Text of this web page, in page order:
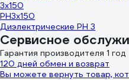
3х150
PH3х150
Диэлектрические PH 3
Сервисное
Гарантия производителя 1 год
120 дней обмен и возврат
Вы можете вернуть товар,